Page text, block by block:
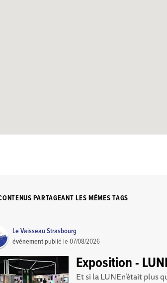
PARTAGEANT LES MÊMES TAGS
Le Vaisseau Strasbourg
événement publié le07/08/2026
Exposition -
Et si la LUNEn’était plus